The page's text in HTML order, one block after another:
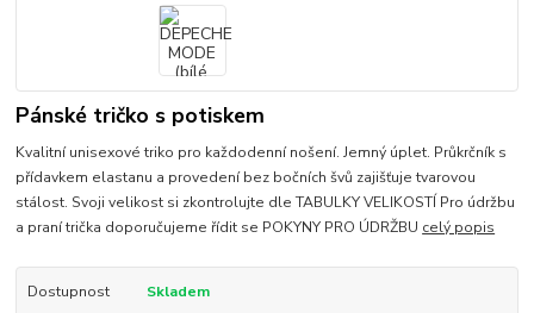
Pánské tričko s potiskem
Kvalitní unisexové triko pro každodenní nošení. Jemný úplet. Průkrčník s
přídavkem elastanu a provedení bez bočních švů zajišťuje tvarovou
stálost. Svoji velikost si zkontrolujte dle TABULKY VELIKOSTÍ Pro údržbu
a praní trička doporučujeme řídit se POKYNY PRO ÚDRŽBU celý popis
Dostupnost
Skladem